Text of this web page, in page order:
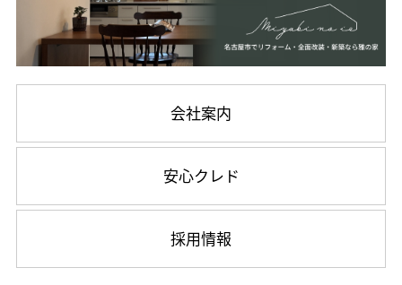
会社案内
安心クレド
採用情報